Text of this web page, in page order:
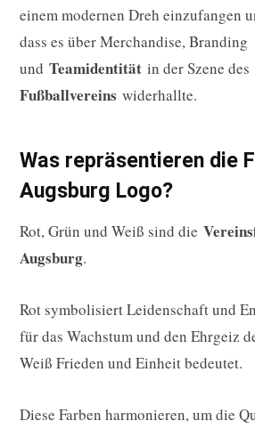
einem modernen Dreh einzufangen
dass es über Merchandise, Branding
und Teamidentität in der Szene des
Fußballvereins widerhallte.
Was repräsentieren die
Augsburg Logo?
Rot, Grün und Weiß sind die
Augsburg.
Rot symbolisiert Leidenschaft und
für das Wachstum und den Ehrgeiz
Weiß Frieden und Einheit bedeutet.
Diese Farben harmonieren, um die